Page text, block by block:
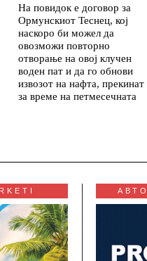
На повидок е договор за
Ормунскиот Теснец, кој
наскоро би можел да
овозможи повторно
отворање на овој клучен
воден пат и да го обнови
извозот на нафта, прекинат
за време на петмесечната